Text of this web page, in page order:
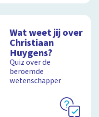
Wat weet jij over
Christiaan
Huygens?
Quiz over de
beroemde
wetenschapper